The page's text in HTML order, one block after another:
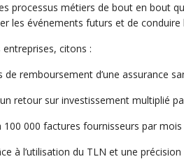
processus métiers de bout en bout
les événements futurs et de conduire
entreprises, citons :
remboursement d’une assurance
retour sur investissement multiplié
100 000 factures fournisseurs par
à l’utilisation du TLN et une